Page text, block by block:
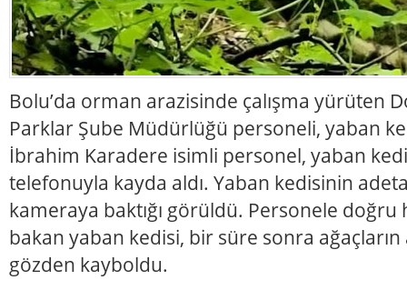
Bolu’da orman arazisinde çalışma yürüten
Parklar Şube Müdürlüğü personeli, yaban
İbrahim Karadere isimli personel, yaban
telefonuyla kayda aldı. Yaban kedisinin
kameraya baktığı görüldü. Personele
bakan yaban kedisi, bir süre sonra ağaçların
gözden kayboldu.